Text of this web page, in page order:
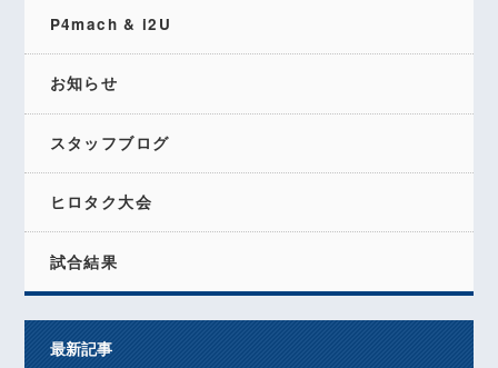
P4mach & i2U
お知らせ
スタッフブログ
ヒロタク大会
試合結果
最新記事